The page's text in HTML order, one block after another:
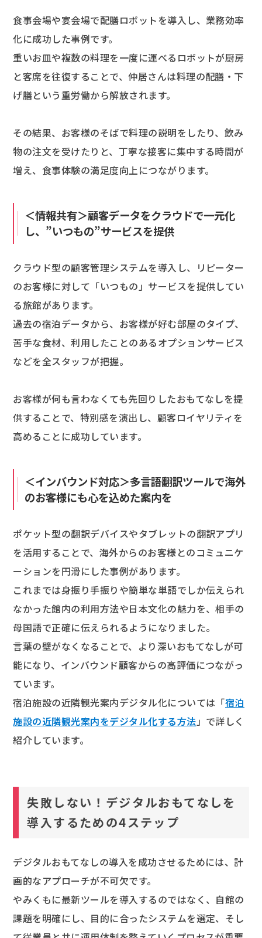
食事会場や宴会場で配膳ロボットを導入し、業務効率
化に成功した事例です。
重いお皿や複数の料理を一度に運べるロボットが厨房
と客席を往復することで、仲居さんは料理の配膳・下
げ膳という重労働から解放されます。
その結果、お客様のそばで料理の説明をしたり、飲み
物の注文を受けたりと、丁寧な接客に集中する時間が
増え、食事体験の満足度向上につながります。
＜情報共有＞顧客データをクラウドで一元化
し、”いつもの”サービスを提供
クラウド型の顧客管理システムを導入し、リピーター
のお客様に対して「いつもの」サービスを提供してい
る旅館があります。
過去の宿泊データから、お客様が好む部屋のタイプ、
苦手な食材、利用したことのあるオプションサービス
などを全スタッフが把握。
お客様が何も言わなくても先回りしたおもてなしを提
供することで、特別感を演出し、顧客ロイヤリティを
高めることに成功しています。
＜インバウンド対応＞多言語翻訳ツールで海外
のお客様にも心を込めた案内を
ポケット型の翻訳デバイスやタブレットの翻訳アプリ
を活用することで、海外からのお客様とのコミュニケ
ーションを円滑にした事例があります。
これまでは身振り手振りや簡単な単語でしか伝えられ
なかった館内の利用方法や日本文化の魅力を、相手の
母国語で正確に伝えられるようになりました。
言葉の壁がなくなることで、より深いおもてなしが可
能になり、インバウンド顧客からの高評価につながっ
ています。
宿泊施設の近隣観光案内デジタル化については「宿泊
施設の近隣観光案内をデジタル化する方法」で詳しく
紹介しています。
失敗しない！デジタルおもてなしを
導入するための4ステップ
デジタルおもてなしの導入を成功させるためには、計
画的なアプローチが不可欠です。
やみくもに最新ツールを導入するのではなく、自館の
課題を明確にし、目的に合ったシステムを選定、そし